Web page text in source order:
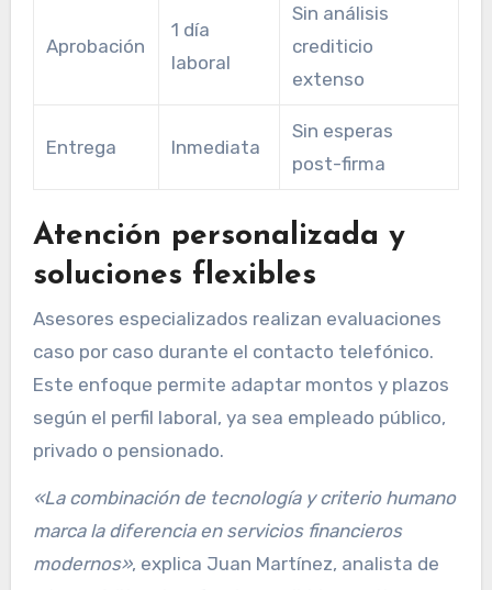
Aprobación
1 día
laboral
Sin análisis
crediticio
extenso
Entrega Inmediata
Sin esperas
post-firma
Atención personalizada y
soluciones flexibles
Asesores especializados realizan evaluaciones
caso por caso durante el contacto telefónico.
Este enfoque permite adaptar montos y plazos
según el perfil laboral, ya sea empleado público,
privado o pensionado.
«La combinación de tecnología y criterio humano
marca la diferencia en servicios financieros
modernos», explica Juan Martínez, analista de